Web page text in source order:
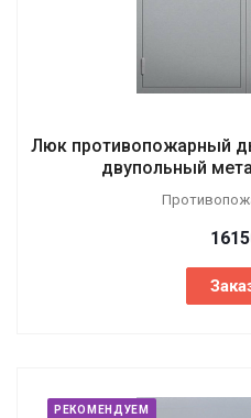
Люк противопожарный
двупольный
РЕКОМЕНДУЕМ